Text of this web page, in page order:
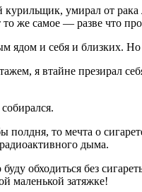
умирал от
же самое — разве что
ядом и себя и близких.
я втайне презирал
полдня, то мечта о
дыма.
буду обходиться без
маленькой затяжке!